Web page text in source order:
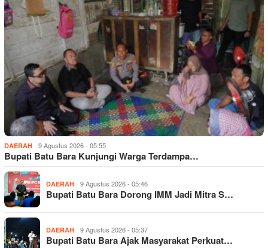
DAERAH 9 Agustus 2026 - 05:55
Bupati Batu Bara Kunjungi Warga Terdampa…
DAERAH 9 Agustus 2026 - 05:46
Bupati Batu Bara Dorong IMM Jadi Mitra S…
DAERAH 9 Agustus 2026 - 05:37
Bupati Batu Bara Ajak Masyarakat Perkuat…